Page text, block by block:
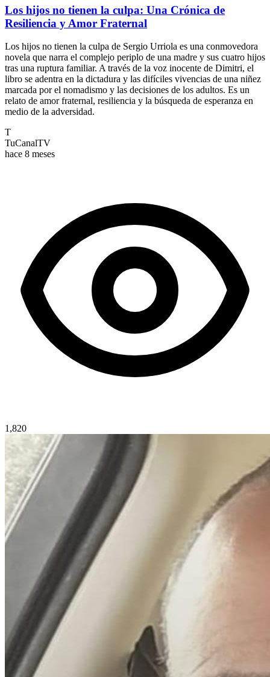
Los hijos no tienen la culpa: Una Crónica de
Resiliencia y Amor Fraternal
Los hijos no tienen la culpa de Sergio Urriola es una conmovedora
novela que narra el complejo periplo de una madre y sus cuatro hijos
tras una ruptura familiar. A través de la voz inocente de Dimitri, el
libro se adentra en la dictadura y las difíciles vivencias de una niñez
marcada por el nomadismo y las decisiones de los adultos. Es un
relato de amor fraternal, resiliencia y la búsqueda de esperanza en
medio de la adversidad.
T
TuCanalTV
hace 8 meses
1,820